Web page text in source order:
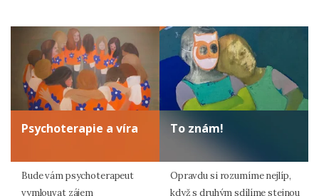
Psychoterapie a víra
Bude vám psychoterapeut
vymlouvat zájem
To znám!
Opravdu si rozumíme nejlíp,
když s druhým sdílíme stejnou